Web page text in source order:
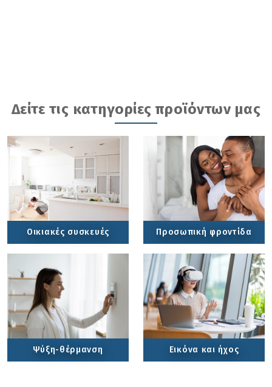
Δείτε τις κατηγορίες προϊόντων μας
Οικιακές συσκευές Προσωπική φροντίδα
Ψύξη-θέρμανση Εικόνα και ήχος